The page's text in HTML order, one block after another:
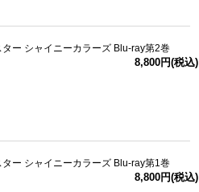
ター シャイニーカラーズ Blu-ray第2巻
8,800円(税込)
ター シャイニーカラーズ Blu-ray第1巻
8,800円(税込)